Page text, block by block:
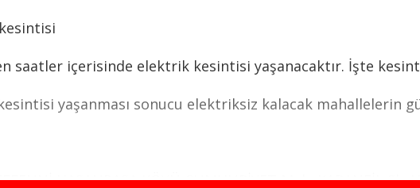
saatler içerisinde elektrik kesintisi yaşanacaktır. İşte
yaşanması sonucu elektriksiz kalacak mahallelerin
KÖYÜ CUMHURİYET Mah. KARANFİL